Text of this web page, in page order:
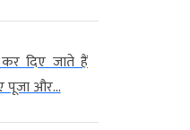
दिए जाते हैं
पूजा और...